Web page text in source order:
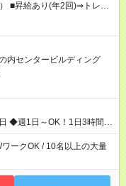
■昇給あり(年2回)⇒トレー
■1食200円食事補助あり
制度あり(規定あり) │スタ
る事が必要になる為 ・
Japanese. 【試用期
内センタービルディング
◆週1日～OK！1日3時間～
※22時以降勤務は18歳以上
ークOK / 10名以上の大量